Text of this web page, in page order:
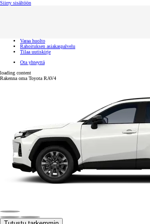
Siirry sisältöön(Paina Enter)
Varaa huolto
Rahoituksen asiakaspalvelu
Tilaa uutiskirje
Ota yhteyttä
loading content
Rakenna oma Toyota RAV4